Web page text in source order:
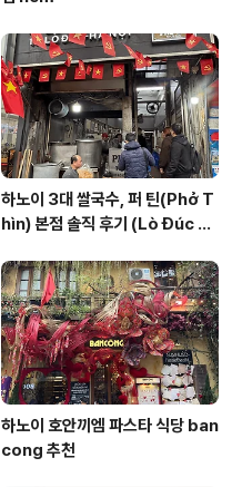
하노이 3대 쌀국수, 퍼 틴(Phở T
hìn) 본점 솔직 후기 (Lò Đúc 거
하노이 호안끼엠 파스타 식당 ban
cong 추천